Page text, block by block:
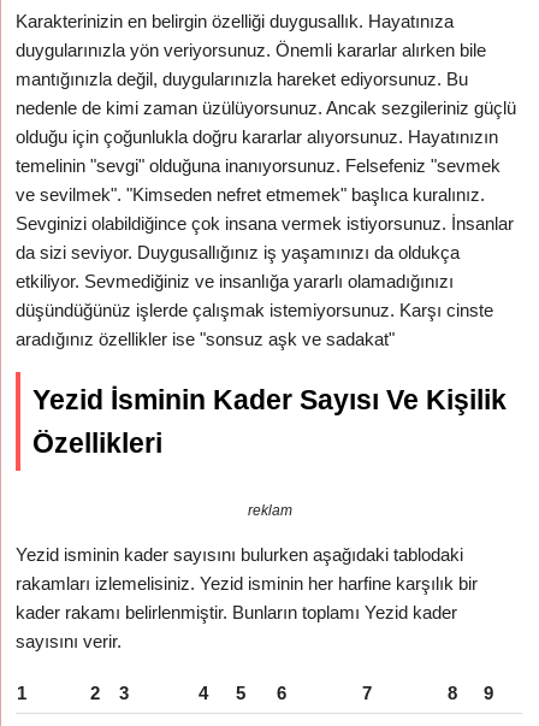
Karakterinizin en belirgin özelliği duygusallık. Hayatınıza
duygularınızla yön veriyorsunuz. Önemli kararlar alırken bile
mantığınızla değil, duygularınızla hareket ediyorsunuz. Bu
nedenle de kimi zaman üzülüyorsunuz. Ancak sezgileriniz güçlü
olduğu için çoğunlukla doğru kararlar alıyorsunuz. Hayatınızın
temelinin "sevgi" olduğuna inanıyorsunuz. Felsefeniz "sevmek
ve sevilmek". "Kimseden nefret etmemek" başlıca kuralınız.
Sevginizi olabildiğince çok insana vermek istiyorsunuz. İnsanlar
da sizi seviyor. Duygusallığınız iş yaşamınızı da oldukça
etkiliyor. Sevmediğiniz ve insanlığa yararlı olamadığınızı
düşündüğünüz işlerde çalışmak istemiyorsunuz. Karşı cinste
aradığınız özellikler ise "sonsuz aşk ve sadakat"
Yezid İsminin Kader Sayısı Ve Kişilik
Özellikleri
reklam
Yezid isminin kader sayısını bulurken aşağıdaki tablodaki
rakamları izlemelisiniz. Yezid isminin her harfine karşılık bir
kader rakamı belirlenmiştir. Bunların toplamı Yezid kader
sayısını verir.
1 2 3 4 5 6 7 8 9